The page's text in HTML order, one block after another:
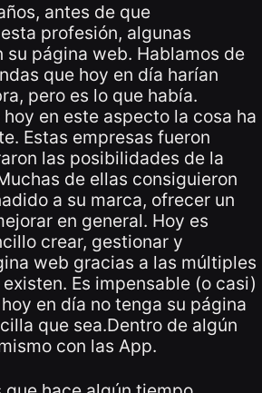
antes de que
profesión, algunas
su página web. Hablamos de
que hoy en día harían
pero es lo que había.
en este aspecto la cosa ha
Estas empresas fueron
las posibilidades de la
de ellas consiguieron
a su marca, ofrecer un
en general. Hoy es
crear, gestionar y
web gracias a las múltiples
Es impensable (o casi)
en día no tenga su página
que sea.Dentro de algún
con las App.